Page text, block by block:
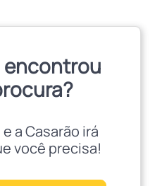
encontrou
a Casarão irá
você precisa!